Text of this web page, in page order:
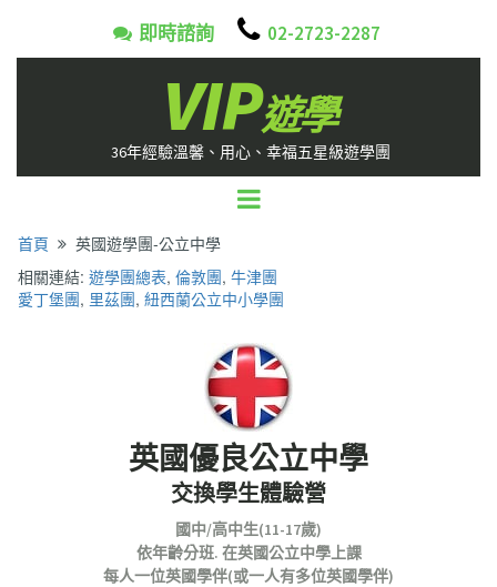
 即時諮詢  02-2723-2287
VIP遊學
36年經驗溫馨、用心、幸福五星級遊學團
首頁  英國遊學團-公立中學
相關連結: 遊學團總表, 倫敦團, 牛津團
愛丁堡團, 里茲團, 紐西蘭公立中小學團
英國優良公立中學
交換學生體驗營
國中/高中生(11-17歲)
依年齡分班. 在英國公立中學上課
每人一位英國學伴(或一人有多位英國學伴)